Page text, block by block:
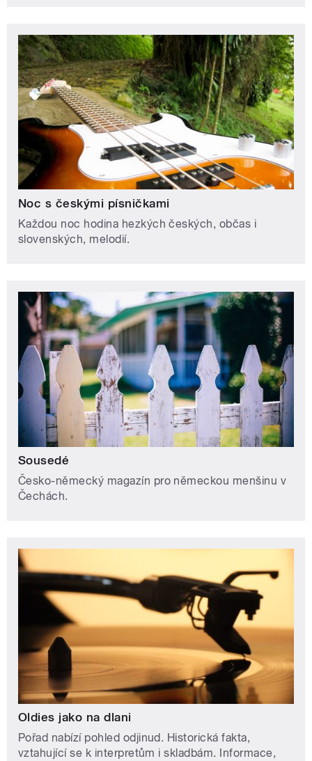
Noc s českými písničkami
Každou noc hodina hezkých českých, občas i
slovenských, melodií.
Sousedé
Česko-německý magazín pro německou menšinu v
Čechách.
Oldies jako na dlani
Pořad nabízí pohled odjinud. Historická fakta,
vztahující se k interpretům i skladbám. Informace,